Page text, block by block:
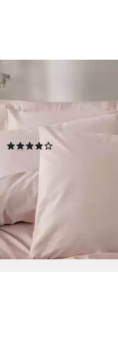
L'ESSENTIEL MAISON
Bettwäsche Set
teilig, Langlebige
Weich, 3 Größen
(14)
-33%
lieferbar in 3 Wochen